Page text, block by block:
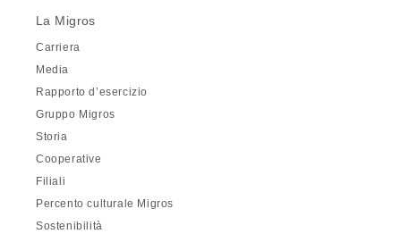
La Migros
Carriera
Media
Rapporto d’esercizio
Gruppo Migros
Storia
Cooperative
Filiali
Percento culturale Migros
Sostenibilità